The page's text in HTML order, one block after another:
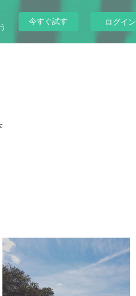
今すぐ試す ログイン